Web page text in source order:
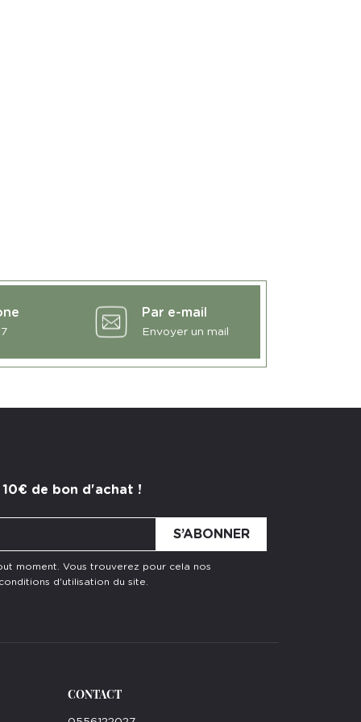
Par e-mail
Envoyer un mail
de bon d'achat !
moment. Vous trouverez pour cela nos
d'utilisation du site.
CONTACT